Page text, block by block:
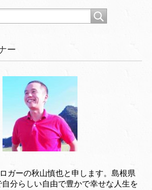
ー
ガーの秋山慎也と申します。島根県
分らしい自由で豊かで幸せな人生を